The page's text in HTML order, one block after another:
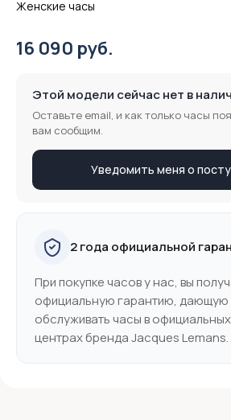
Женские часы
16 090 руб.
Этой модели сейчас нет в
Оставьте email, и как только часы
вам сообщим.
Уведомить меня о
2 года официальной
При покупке часов у нас, вы
официальную гарантию, дающую
обслуживать часы в
центрах бренда Jacques Lemans.